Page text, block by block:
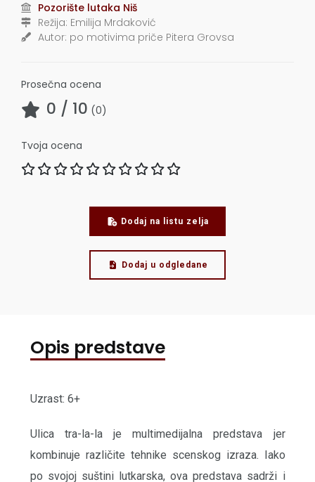
Pozorište lutaka Niš
Režija: Emilija Mrdaković
Autor: po motivima priče Pitera Grovsa
Prosečna ocena
0 / 10 (0)
Tvoja ocena
Dodaj na listu zelja
Dodaj u odgledane
Opis predstave
Uzrast: 6+
Ulica tra-la-la je multimedijalna predstava jer
kombinuje različite tehnike scenskog izraza. Iako
po svojoj suštini lutkarska, ova predstava sadrži i